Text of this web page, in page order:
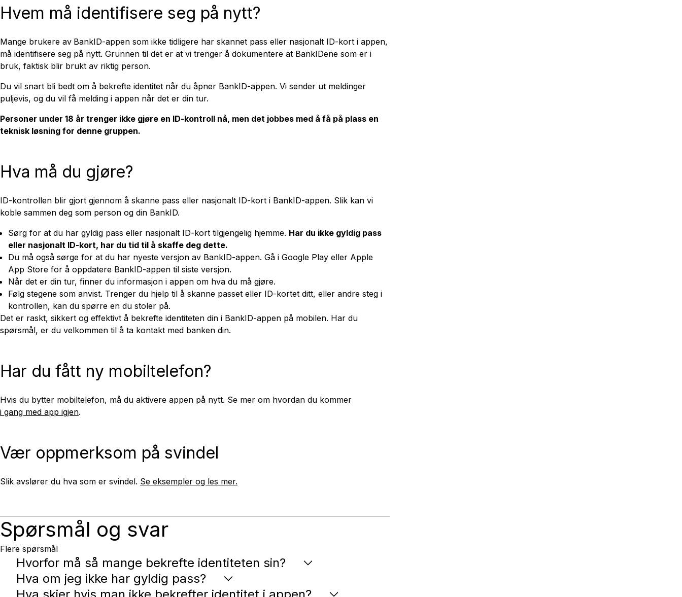
Hvem må identifisere seg på nytt?
Mange brukere av BankID-appen som ikke tidligere har skannet pass eller nasjonalt ID-kort i appen,
må identifisere seg på nytt. Grunnen til det er at vi trenger å dokumentere at BankIDene som er i
bruk, faktisk blir brukt av riktig person.
Du vil snart bli bedt om å bekrefte identitet når du åpner BankID-appen. Vi sender ut meldinger
puljevis, og du vil få melding i appen når det er din tur.
Personer under 18 år trenger ikke gjøre en ID-kontroll nå, men det jobbes med å få på plass en
teknisk løsning for denne gruppen.
Hva må du gjøre?
ID-kontrollen blir gjort gjennom å skanne pass eller nasjonalt ID-kort i BankID-appen. Slik kan vi
koble sammen deg som person og din BankID.
Sørg for at du har gyldig pass eller nasjonalt ID-kort tilgjengelig hjemme. Har du ikke gyldig pass
eller nasjonalt ID-kort, har du tid til å skaffe deg dette.
Du må også sørge for at du har nyeste versjon av BankID-appen. Gå i Google Play eller Apple
App Store for å oppdatere BankID-appen til siste versjon.
Når det er din tur, finner du informasjon i appen om hva du må gjøre.
Følg stegene som anvist. Trenger du hjelp til å skanne passet eller ID-kortet ditt, eller andre steg i
kontrollen, kan du spørre en du stoler på.
Det er raskt, sikkert og effektivt å bekrefte identiteten din i BankID-appen på mobilen. Har du
spørsmål, er du velkommen til å ta kontakt med banken din.
Har du fått ny mobiltelefon?
Hvis du bytter mobiltelefon, må du aktivere appen på nytt. Se mer om hvordan du kommer
i gang med app igjen.
Vær oppmerksom på svindel
Slik avslører du hva som er svindel. Se eksempler og les mer.
Spørsmål og svar
Flere spørsmål
Hvorfor må så mange bekrefte identiteten sin?
Hva om jeg ikke har gyldig pass?
Hva skjer hvis man ikke bekrefter identitet i appen?